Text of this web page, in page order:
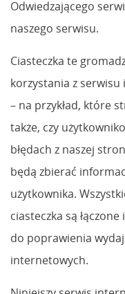
Odwiedzającego
naszego serwisu.
Ciasteczka te
korzystania z
– na przykład, które
także, czy
błędach z naszej
będą zbierać
użytkownika.
ciasteczka są
do poprawienia
internetowych.